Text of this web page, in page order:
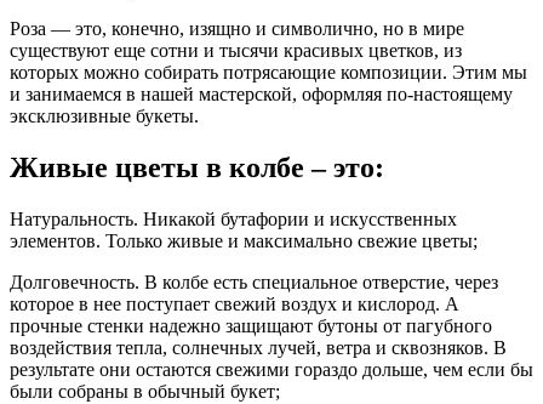
Роза — это, конечно, изящно и символично, но в мире
существуют еще сотни и тысячи красивых цветков, из
которых можно собирать потрясающие композиции. Этим мы
и занимаемся в нашей мастерской, оформляя по-настоящему
эксклюзивные букеты.
Живые цветы в колбе – это:
Натуральность. Никакой бутафории и искусственных
элементов. Только живые и максимально свежие цветы;
Долговечность. В колбе есть специальное отверстие, через
которое в нее поступает свежий воздух и кислород. А
прочные стенки надежно защищают бутоны от пагубного
воздействия тепла, солнечных лучей, ветра и сквозняков. В
результате они остаются свежими гораздо дольше, чем если бы
были собраны в обычный букет;